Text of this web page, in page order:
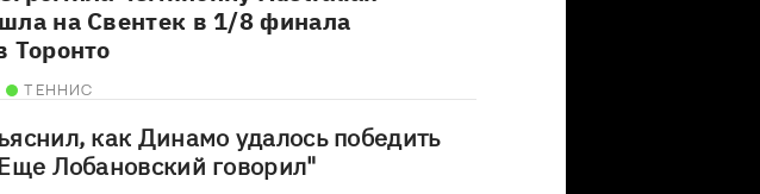
на Свентек в 1/8 финала
Торонто
ТЕННИС
как Динамо удалось победить
Лобановский говорил"